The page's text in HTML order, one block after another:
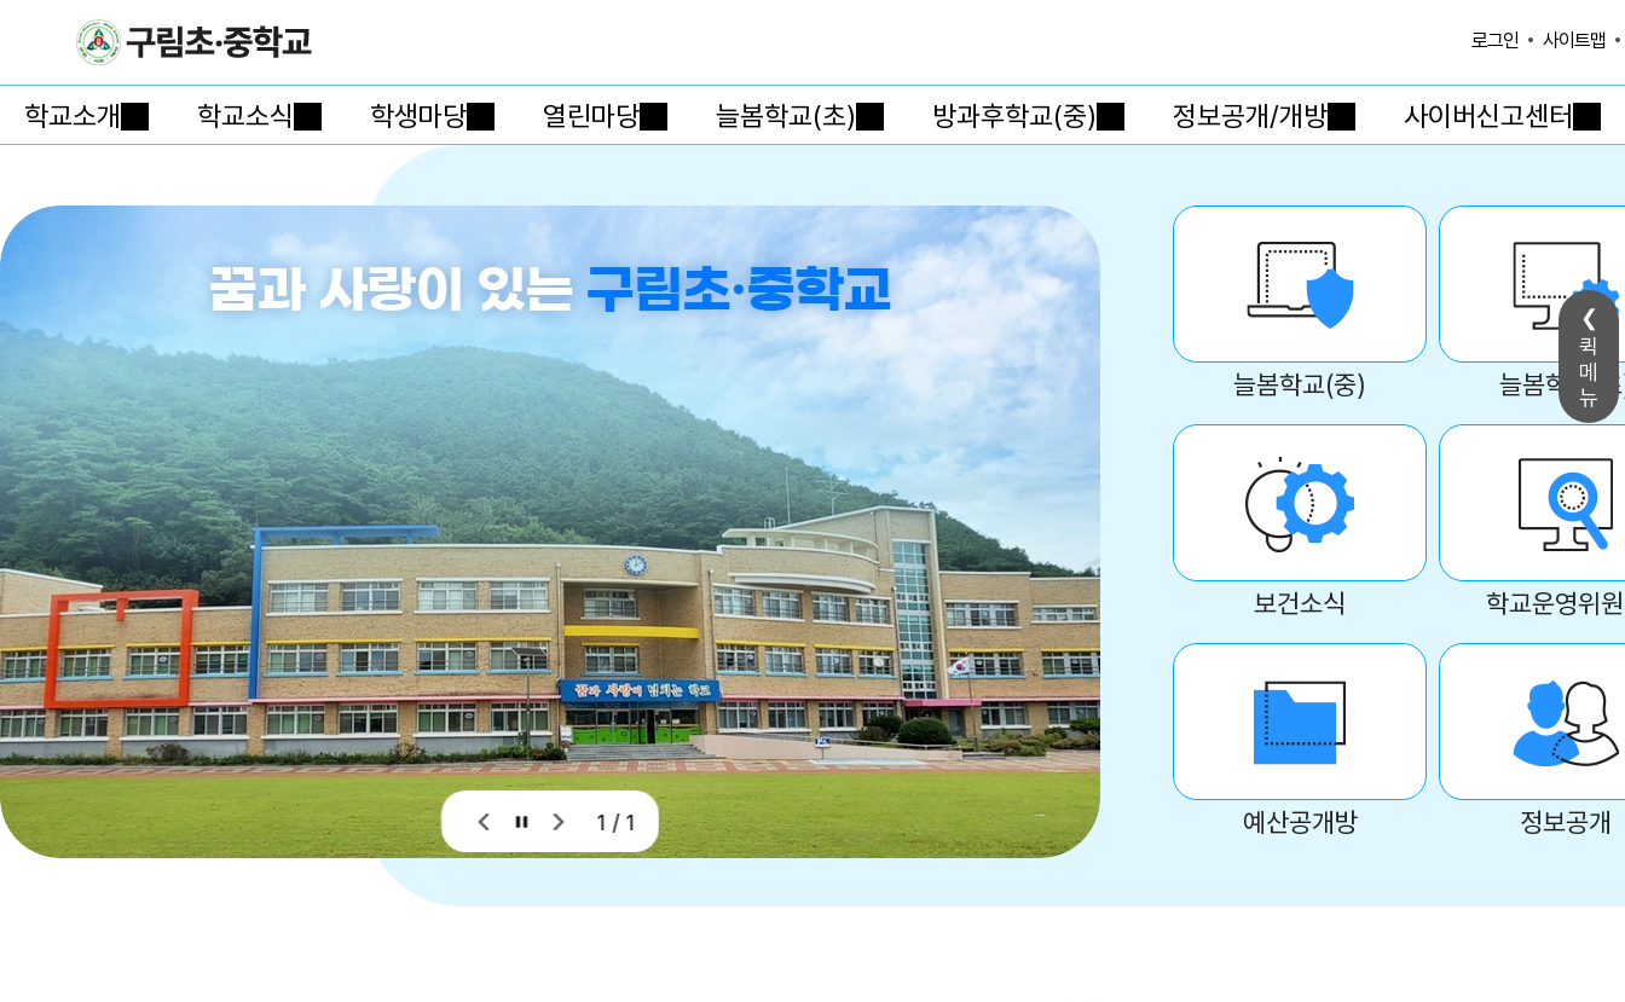
퀵
메
뉴
로그인 사이트맵
학교소개 학교소식 학생마당 열린마당 늘봄학교(초) 방과후학교(중) 정보공개/개방 사이버신고센터
1 / 1
늘봄학교(중) 늘봄학교(
보건소식 학교운영위
예산공개방 정보공개